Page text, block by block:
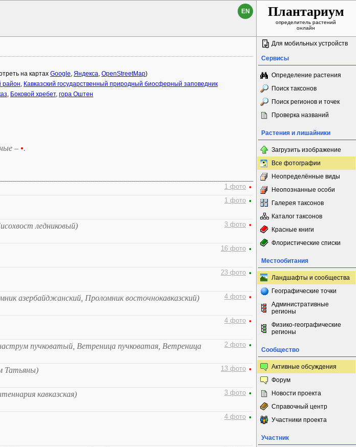
EN Плантариум
определитель растений
онлайн
на картах Google, Яндекса, OpenStreetMap)
район, Кавказский государственный природный биосферный заповедник
, Боковой хребет, гора Оштен
– •.
1 фото •
1 фото •
ледниковый) 3 фото •
16 фото •
23 фото •
азербайджанский, Проломник восточнокавказский) 4 фото •
4 фото •
пучковатый, Ветреница пучковатая, Ветреница
2 фото •
Татьяны) 13 фото •
кавказская) 3 фото •
4 фото •
Для мобильных устройств
Сервисы
Определение растения
Поиск таксонов
Поиск регионов и точек
Проверка названий
Растения и лишайники
Загрузить изображение
Все фотографии
Неопределённые виды
Неопознанные особи
Галерея таксонов
Каталог таксонов
Красные книги
Флористические списки
Местообитания
Ландшафты и сообщества
Географические точки
Административные
регионы
Физико-географические
регионы
Сообщество
Активные обсуждения
Форум
Новости проекта
Справочный центр
Участники проекта
Участник